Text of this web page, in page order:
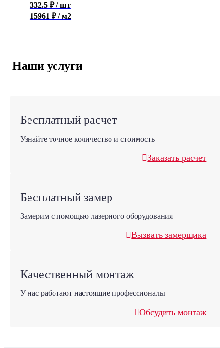
332.5 ₽ / шт
15961 ₽ / м2
Наши услуги
Бесплатный расчет
Узнайте точное количество и стоимость
Заказать расчет
Бесплатный замер
Замерим с помощью лазерного оборудования
Вызвать замерщика
Качественный монтаж
У нас работают настоящие профессионалы
Обсудить монтаж